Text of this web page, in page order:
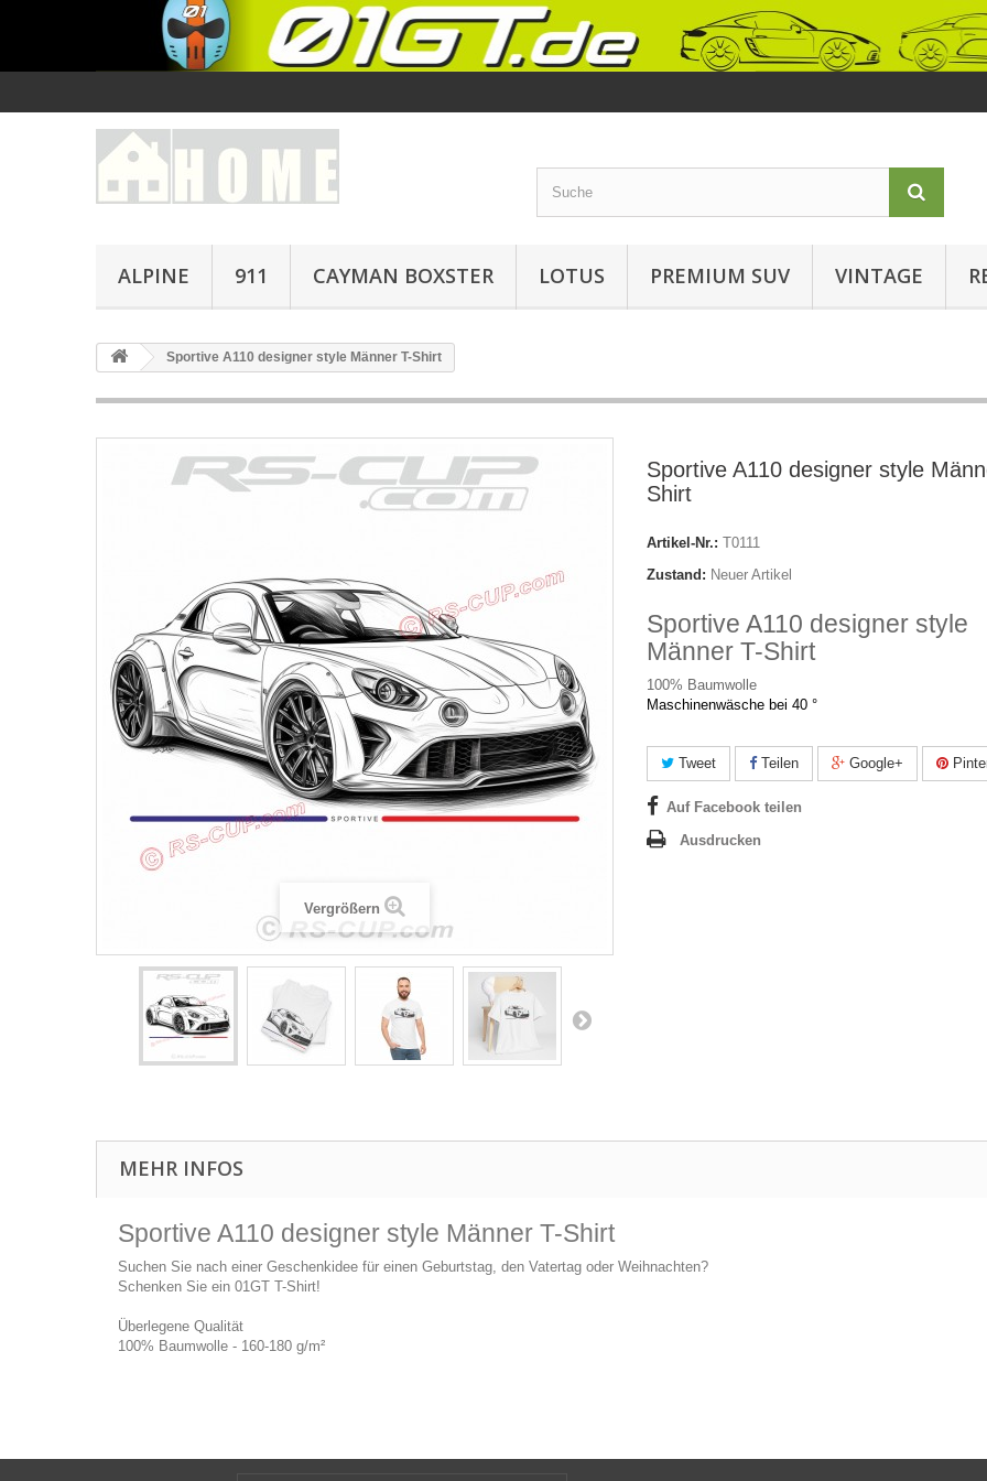
ALPINE 911 CAYMAN BOXSTER LOTUS PREMIUM SUV VINTAGE
Sportive A110 designer style Männer T-Shirt
Vergrößern
Sportive A110 designer style
Shirt
Artikel-Nr.: T0111
Zustand: Neuer Artikel
Sportive A110 designer style
Männer T-Shirt
100% Baumwolle
Maschinenwäsche bei 40 °
Tweet Teilen Google+
Auf Facebook teilen
Ausdrucken
MEHR INFOS
Sportive A110 designer style Männer T-Shirt
Suchen Sie nach einer Geschenkidee für einen Geburtstag, den Vatertag oder Weihnachten?
Schenken Sie ein 01GT T-Shirt!
Überlegene Qualität
100% Baumwolle - 160-180 g/m²